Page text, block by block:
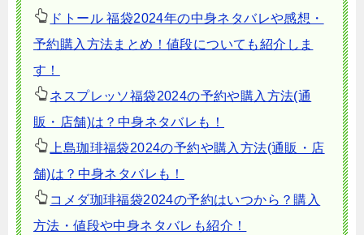
ドトール 福袋2024年の中身ネタバレや感想・
予約購入方法まとめ！値段についても紹介しま
す！
ネスプレッソ福袋2024の予約や購入方法(通
販・店舗)は？中身ネタバレも！
上島珈琲福袋2024の予約や購入方法(通販・店
舗)は？中身ネタバレも！
コメダ珈琲福袋2024の予約はいつから？購入
方法・値段や中身ネタバレも紹介！